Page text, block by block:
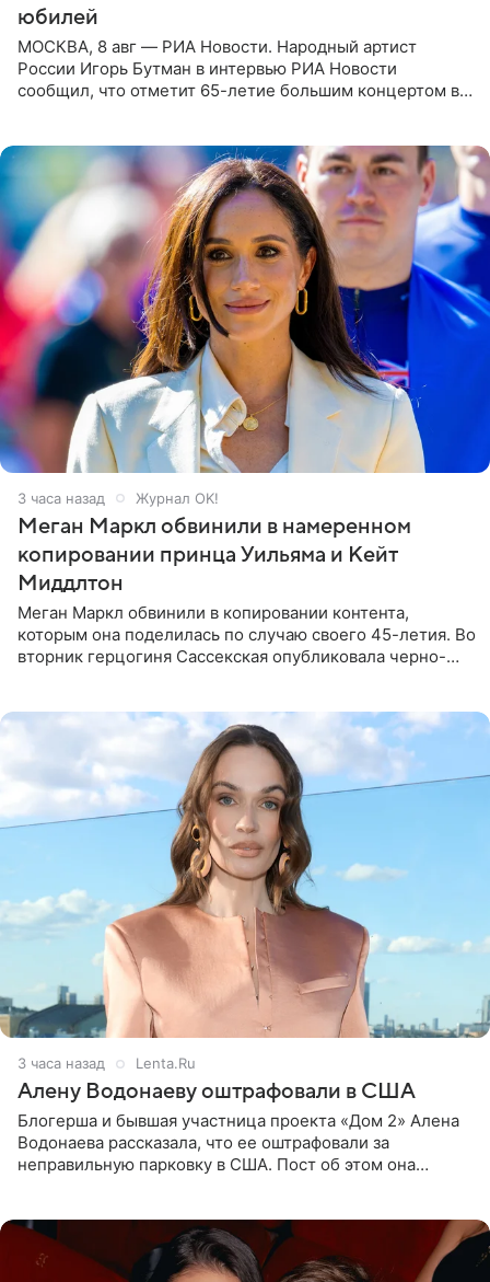
юбилей
МОСКВА, 8 авг — РИА Новости. Народный артист
России Игорь Бутман в интервью РИА Новости
сообщил, что отметит 65-летие большим концертом в
3 часа назад Журнал OK!
Меган Маркл обвинили в намеренном
копировании принца Уильяма и Кейт
Миддлтон
Меган Маркл обвинили в копировании контента,
которым она поделилась по случаю своего 45-летия. Во
вторник герцогиня Сассекская опубликовала черно-
3 часа назад Lenta.Ru
Алену Водонаеву оштрафовали в США
Блогерша и бывшая участница проекта «Дом 2» Алена
Водонаева рассказала, что ее оштрафовали за
неправильную парковку в США. Пост об этом она